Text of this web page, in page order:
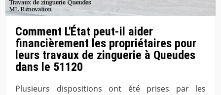
Comment L'État peut-il aider
financièrement les propriétaires pour
leurs travaux de zinguerie à Queudes
dans le 51120
Plusieurs dispositions ont été prises par les